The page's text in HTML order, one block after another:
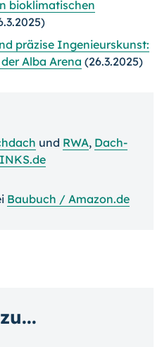
bioklimatischen
präzise Ingenieurskunst:
Alba Arena (26.3.2025)
und RWA, Dach-
Baubuch / Amazon.de